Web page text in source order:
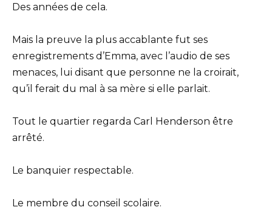
Des années de cela.
Mais la preuve la plus accablante fut ses
enregistrements d’Emma, avec l’audio de ses
menaces, lui disant que personne ne la croirait,
qu’il ferait du mal à sa mère si elle parlait.
Tout le quartier regarda Carl Henderson être
arrêté.
Le banquier respectable.
Le membre du conseil scolaire.